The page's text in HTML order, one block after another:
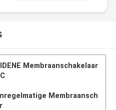
Membraanschakelaar
Membraansch